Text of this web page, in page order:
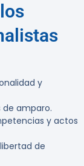
y
amparo.
y actos
de